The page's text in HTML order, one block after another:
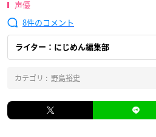
声優
8
ライター：にじめん編集部
カテゴリ : 野島裕史